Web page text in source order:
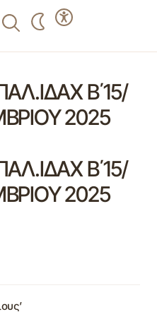
Β΄15/
2025
Β΄15/
2025